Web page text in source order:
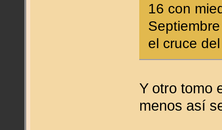
16 con
el cruce
Y otro tomo
menos así